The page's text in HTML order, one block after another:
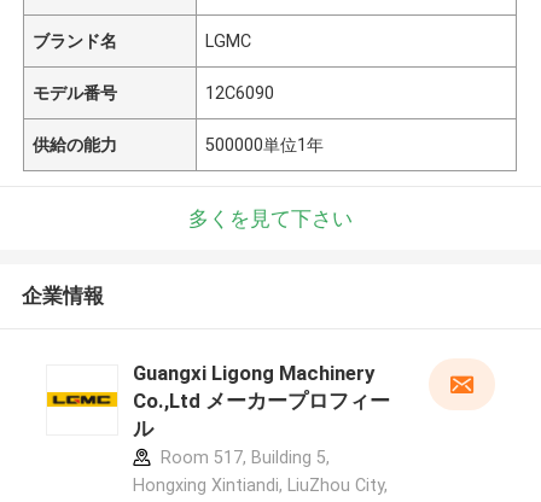
ブランド名 LGMC
モデル番号 12C6090
供給の能力 500000単位1年
多くを見て下さい
企業情報
Guangxi Ligong Machinery
Co.,Ltd メーカープロフィー
ル
Room 517, Building 5,
Hongxing Xintiandi, LiuZhou City,